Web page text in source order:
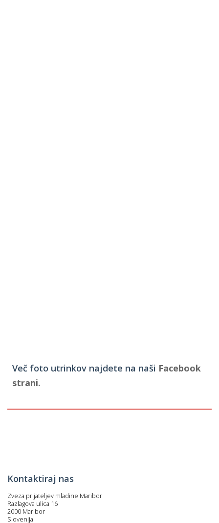
Več foto utrinkov najdete na naši Facebook
strani.
Kontaktiraj nas
Zveza prijateljev mladine Maribor
Razlagova ulica 16
2000 Maribor
Slovenija